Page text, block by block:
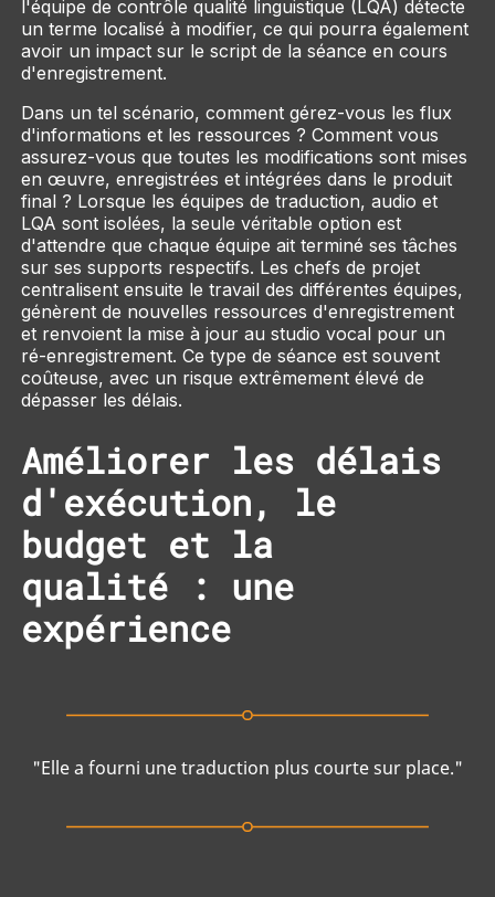
l'équipe de contrôle qualité linguistique (LQA) détecte
un terme localisé à modifier, ce qui pourra également
avoir un impact sur le script de la séance en cours
d'enregistrement.
Dans un tel scénario, comment gérez-vous les flux
d'informations et les ressources ? Comment vous
assurez-vous que toutes les modifications sont mises
en œuvre, enregistrées et intégrées dans le produit
final ? Lorsque les équipes de traduction, audio et
LQA sont isolées, la seule véritable option est
d'attendre que chaque équipe ait terminé ses tâches
sur ses supports respectifs. Les chefs de projet
centralisent ensuite le travail des différentes équipes,
génèrent de nouvelles ressources d'enregistrement
et renvoient la mise à jour au studio vocal pour un
ré-enregistrement. Ce type de séance est souvent
coûteuse, avec un risque extrêmement élevé de
dépasser les délais.
Améliorer les délais
d'exécution, le
budget et la
qualité : une
expérience
"Elle a fourni une traduction plus courte sur place."